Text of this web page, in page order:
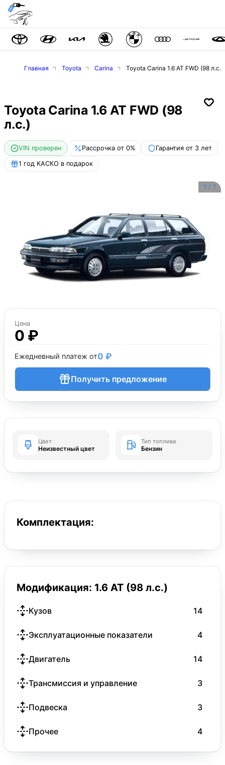
Главная Toyota Carina Toyota Carina 1.6 AT FWD (98 л.с.)
Toyota Carina 1.6 AT FWD (98
л.с.)
VIN проверен Рассрочка от 0% Гарантия от 3 лет
1 год КАСКО в подарок
1 / 1
Цена
0 ₽
Ежедневный платеж от0 ₽
Получить предложение
Цвет
Неизвестный цвет
Тип топлива
Бензин
Комплектация:
Модификация: 1.6 AT (98 л.с.)
Кузов 14
Эксплуатационные показатели 4
Двигатель 14
Трансмиссия и управление 3
Подвеска 3
Прочее 4